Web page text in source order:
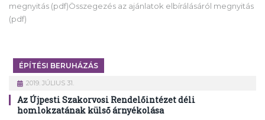
megnyitás (pdf)Összegezés az ajánlatok elbírálásáról megnyitás
(pdf)
ÉPÍTÉSI BERUHÁZÁS
2019. JÚLIUS 31.
Az Újpesti Szakorvosi Rendelőintézet déli
homlokzatának külső árnyékolása